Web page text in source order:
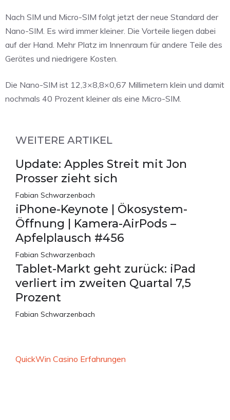
Nach SIM und Micro-SIM folgt jetzt der neue Standard der
Nano-SIM. Es wird immer kleiner. Die Vorteile liegen dabei
auf der Hand. Mehr Platz im Innenraum für andere Teile des
Gerätes und niedrigere Kosten.
Die Nano-SIM ist 12,3×8,8×0,67 Millimetern klein und damit
nochmals 40 Prozent kleiner als eine Micro-SIM.
WEITERE ARTIKEL
Update: Apples Streit mit Jon
Prosser zieht sich
Fabian Schwarzenbach
iPhone-Keynote | Ökosystem-
Öffnung | Kamera-AirPods –
Apfelplausch #456
Fabian Schwarzenbach
Tablet-Markt geht zurück: iPad
verliert im zweiten Quartal 7,5
Prozent
Fabian Schwarzenbach
QuickWin Casino Erfahrungen